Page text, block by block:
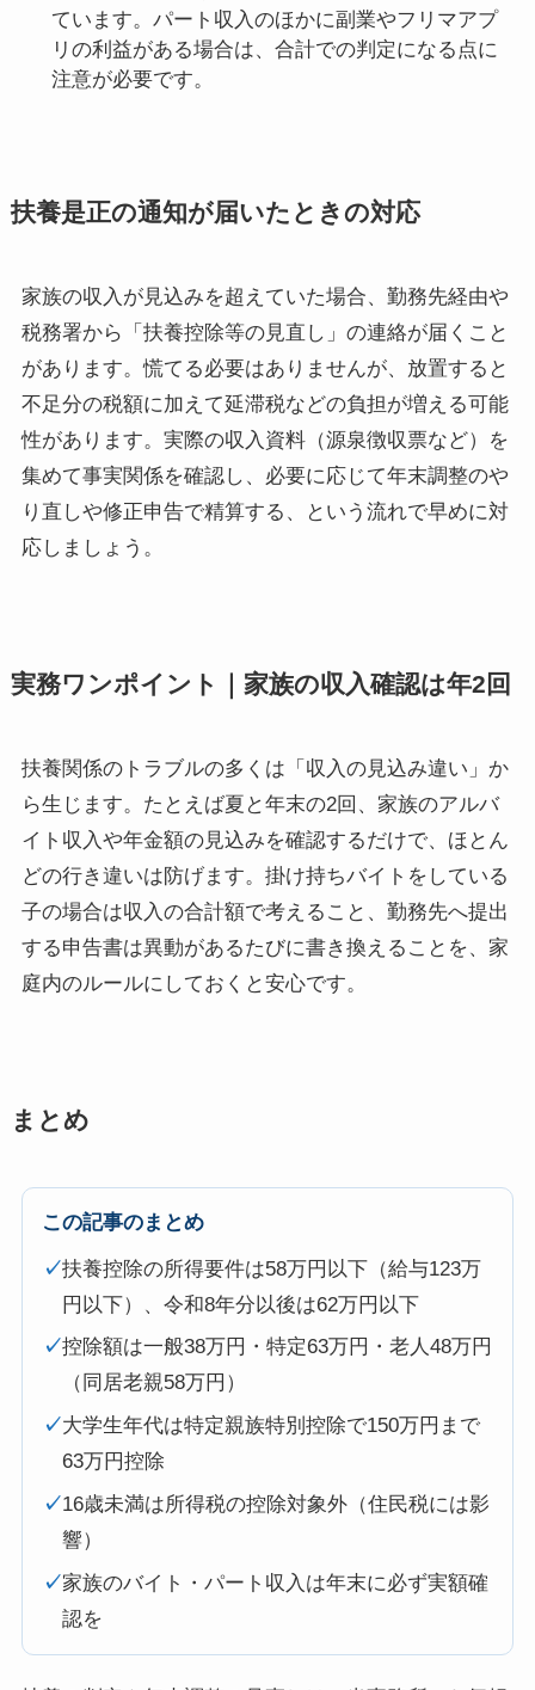
ています。パート収入のほかに副業やフリマアプ
リの利益がある場合は、合計での判定になる点に
注意が必要です。
扶養是正の通知が届いたときの対応
家族の収入が見込みを超えていた場合、勤務先経由や
税務署から「扶養控除等の見直し」の連絡が届くこと
があります。慌てる必要はありませんが、放置すると
不足分の税額に加えて延滞税などの負担が増える可能
性があります。実際の収入資料（源泉徴収票など）を
集めて事実関係を確認し、必要に応じて年末調整のや
り直しや修正申告で精算する、という流れで早めに対
応しましょう。
実務ワンポイント｜家族の収入確認は年2回
扶養関係のトラブルの多くは「収入の見込み違い」か
ら生じます。たとえば夏と年末の2回、家族のアルバ
イト収入や年金額の見込みを確認するだけで、ほとん
どの行き違いは防げます。掛け持ちバイトをしている
子の場合は収入の合計額で考えること、勤務先へ提出
する申告書は異動があるたびに書き換えることを、家
庭内のルールにしておくと安心です。
まとめ
この記事のまとめ
✓扶養控除の所得要件は58万円以下（給与123万
円以下）、令和8年分以後は62万円以下
✓控除額は一般38万円・特定63万円・老人48万円
（同居老親58万円）
✓大学生年代は特定親族特別控除で150万円まで
63万円控除
✓16歳未満は所得税の控除対象外（住民税には影
響）
✓家族のバイト・パート収入は年末に必ず実額確
認を